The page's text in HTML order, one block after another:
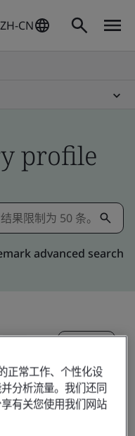
ZH-CN
profile
advanced search
正常工作、个性化设
分析流量。我们还同
有关您使用我们网站